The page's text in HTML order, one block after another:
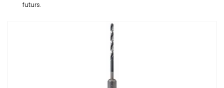
futurs.